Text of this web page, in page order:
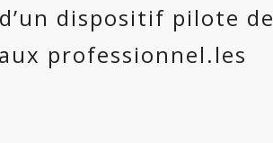
dispositif pilote de
professionnel.les